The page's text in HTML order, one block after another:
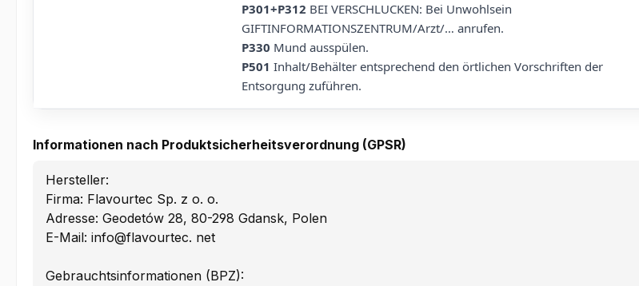
P301+P312 BEI VERSCHLUCKEN: Bei Unwohlsein
GIFTINFORMATIONSZENTRUM/Arzt/… anrufen.
P330 Mund ausspülen.
P501 Inhalt/Behälter entsprechend den örtlichen Vorschriften der
Entsorgung zuführen.
Informationen nach Produktsicherheitsverordnung (GPSR)
Hersteller:
Firma: Flavourtec Sp. z o. o.
Adresse: Geodetów 28, 80-298 Gdansk, Polen
E-Mail: info@flavourtec. net
Gebrauchtsinformationen (BPZ):